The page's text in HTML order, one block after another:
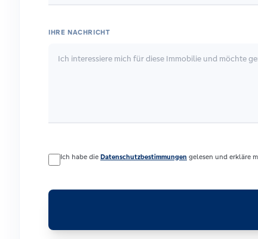
IHRE NACHRICHT
Ich habe die Datenschutzbestimmungen gelesen und erkläre